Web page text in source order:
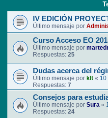
IV EDICIÓN
Último mensaje por
Curso Acceso EO
Último mensaje por
Respuestas: 25
Dudas acerca del
Último mensaje por klt « 10
Respuestas: 7
Consejos para
Último mensaje por Sura «
Respuestas: 24